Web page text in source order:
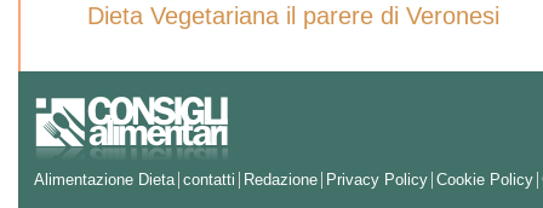
Dieta Vegetariana il parere di Veronesi
Alimentazione Dieta contatti Redazione Privacy Policy Cookie Policy